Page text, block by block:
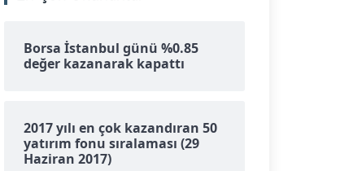
Borsa İstanbul günü %0.85
değer kazanarak kapattı
2017 yılı en çok kazandıran 50
yatırım fonu sıralaması (29
Haziran 2017)